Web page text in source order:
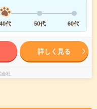
40代 50代 60代
詳しく見る
社